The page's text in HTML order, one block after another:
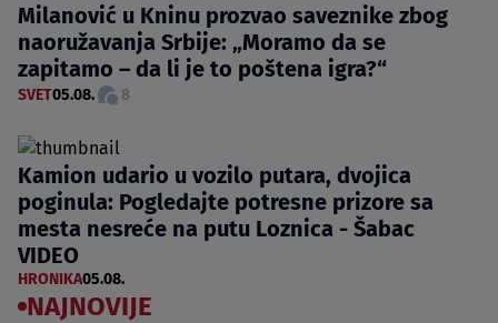
Milanović u Kninu prozvao saveznike zbog
naoružavanja Srbije: „Moramo da se
zapitamo – da li je to poštena igra?“
SVET05.08. 8
Kamion udario u vozilo putara, dvojica
poginula: Pogledajte potresne prizore sa
mesta nesreće na putu Loznica - Šabac
VIDEO
HRONIKA05.08.
NAJNOVIJE